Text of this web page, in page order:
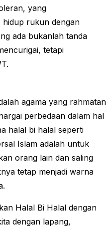
yang
hidup rukun dengan
ada bukanlah tanda
tetapi
agama yang rahmatan
perbedaan dalam hal
halal bi halal seperti
Islam adalah untuk
orang lain dan saling
tetap menjadi warna
Halal Bi Halal dengan
dengan lapang,